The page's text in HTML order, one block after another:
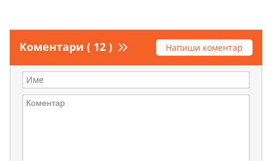
Коментари ( 12 ) Напиши коментар